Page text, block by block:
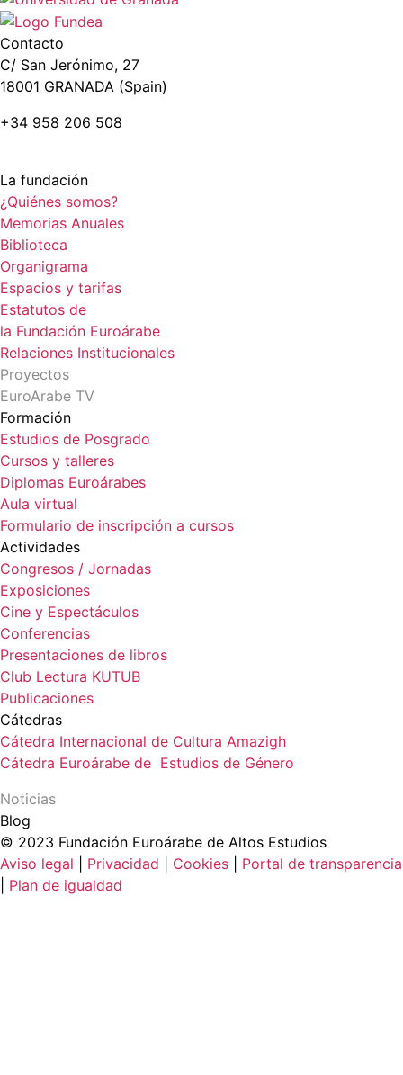
Contacto
C/ San Jerónimo, 27
18001 GRANADA (Spain)
+34 958 206 508
La fundación
¿Quiénes somos?
Memorias Anuales
Biblioteca
Organigrama
Espacios y tarifas
Estatutos de
la Fundación Euroárabe
Relaciones Institucionales
Proyectos
EuroArabe TV
Formación
Estudios de Posgrado
Cursos y talleres
Diplomas Euroárabes
Aula virtual
Formulario de inscripción a cursos
Actividades
Congresos / Jornadas
Exposiciones
Cine y Espectáculos
Conferencias
Presentaciones de libros
Club Lectura KUTUB
Publicaciones
Cátedras
Cátedra Internacional de Cultura Amazigh
Cátedra Euroárabe de Estudios de Género
Noticias
Blog
© 2023 Fundación Euroárabe de Altos Estudios
Aviso legal
Privacidad Cookies
Portal de transparencia
Plan de igualdad